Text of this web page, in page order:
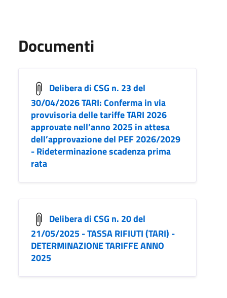
Documenti
Delibera di CSG n. 23 del
30/04/2026 TARI: Conferma in via
provvisoria delle tariffe TARI 2026
approvate nell’anno 2025 in attesa
dell’approvazione del PEF 2026/2029
- Rideterminazione scadenza prima
rata
Delibera di CSG n. 20 del
21/05/2025 - TASSA RIFIUTI (TARI) -
DETERMINAZIONE TARIFFE ANNO
2025